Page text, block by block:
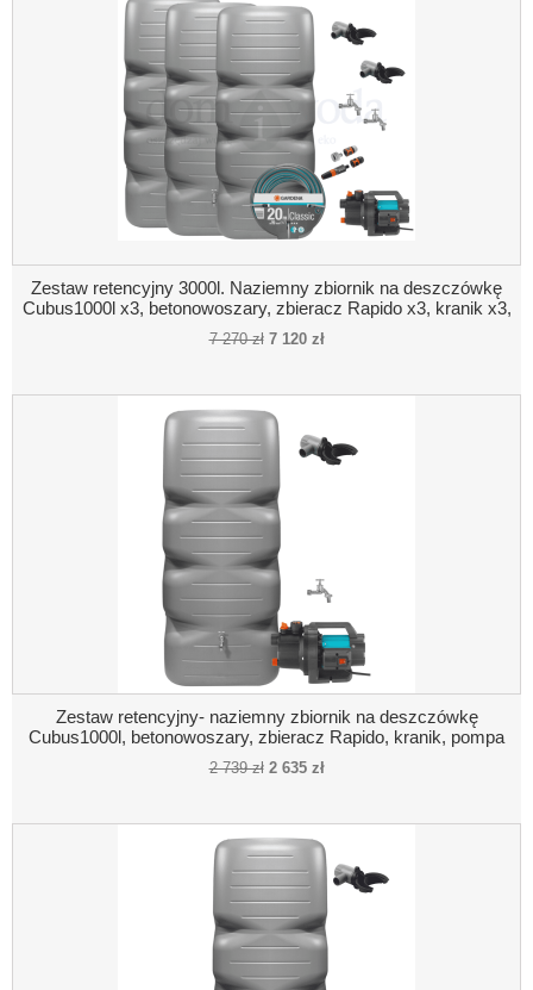
Zestaw retencyjny 3000l. Naziemny zbiornik na deszczówkę
Cubus1000l x3, betonowoszary, zbieracz Rapido x3, kranik x3,
pompa naziemna, wąż ogrodowy, akcesoria
7 270 zł 7 120 zł
Zestaw retencyjny- naziemny zbiornik na deszczówkę
Cubus1000l, betonowoszary, zbieracz Rapido, kranik, pompa
naziemna, akcesoria
2 739 zł 2 635 zł